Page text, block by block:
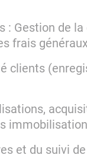
de la
frais généraux
et du suivi de